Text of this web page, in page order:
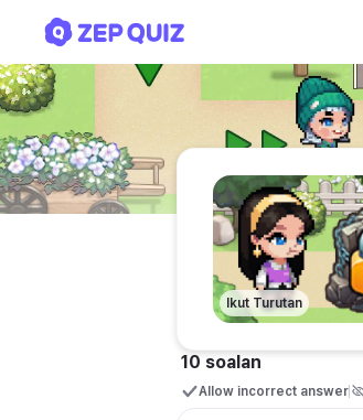
Ikut Turutan
10 soalan
Allow incorrect answer